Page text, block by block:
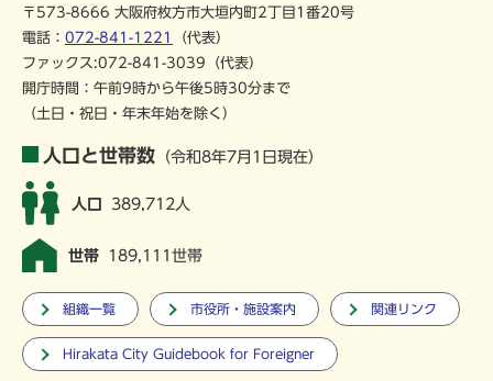
〒573-8666 大阪府枚方市大垣内町2丁目1番20号
電話： 072-841-1221
（代表）
ファックス:072-841-3039（代表）
開庁時間：午前9時から午後5時30分まで
（土日・祝日・年末年始を除く）
人口と世帯数 （令和8年7月1日現在）
人口 389,712人
世帯 189,111世帯
組織一覧 市役所・施設案内 関連リンク
Hirakata City Guidebook for Foreigner